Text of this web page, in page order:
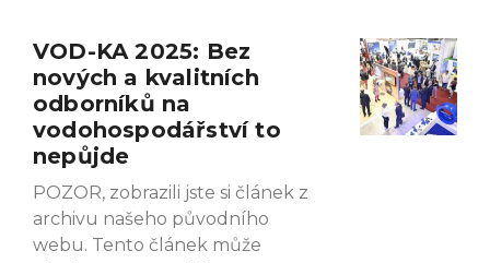
VOD-KA 2025: Bez
nových a kvalitních
odborníků na
vodohospodářství to
nepůjde
POZOR, zobrazili jste si článek z
archivu našeho původního
webu. Tento článek může